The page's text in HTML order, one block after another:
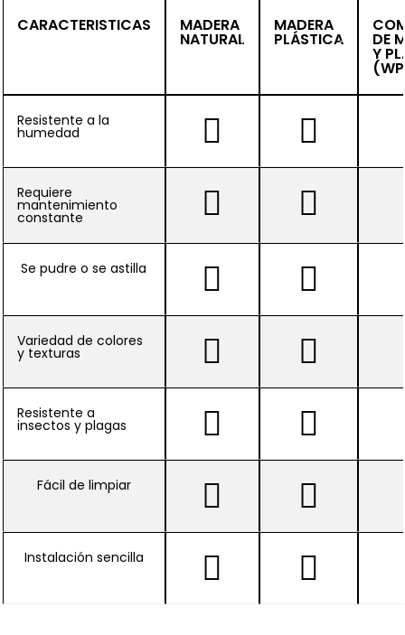
CARACTERISTICAS MADERA
NATURAL
MADERA
PLÁSTICA DE
Y
Resistente a la
humedad
Requiere
mantenimiento
constante
Se pudre o se astilla
Variedad de colores
y texturas
Resistente a
insectos y plagas
Fácil de limpiar
Instalación sencilla